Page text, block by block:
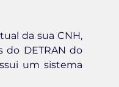
da sua CNH,
do DETRAN do
um sistema